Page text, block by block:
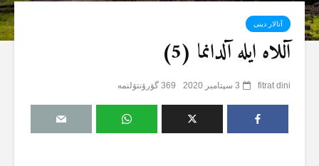
آتالار دینی
آللاە ایلە آلدانما (5)
fitrat dini 3 سپتامبر 2020 369 گؤرۆنتۆلنمە